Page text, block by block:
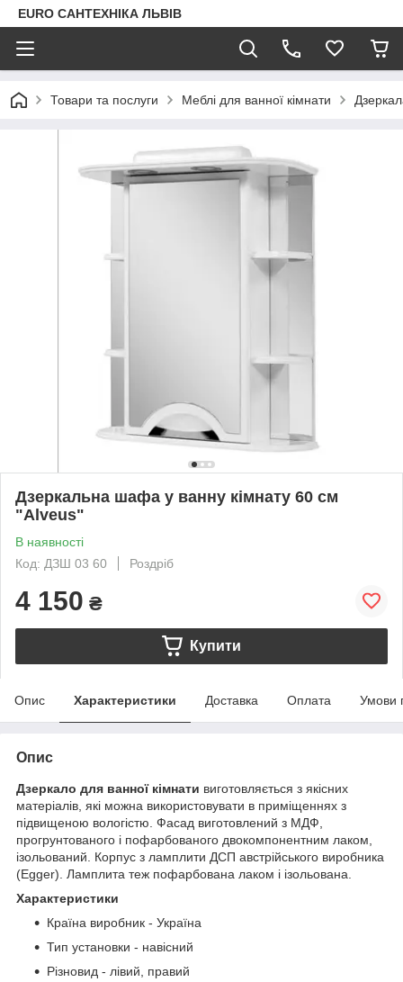
EURO САНТЕХНІКА ЛЬВІВ
Товари та послуги Меблі для ванної кімнати
Дзеркальна шафа у ванну кімнату 60 см
"Alveus"
В наявності
Код: ДЗШ 03 60
Роздріб
4 150 ₴
Купити
Опис Характеристики Доставка Оплата Умови
Опис
Дзеркало для ванної кімнати виготовляється з якісних
матеріалів, які можна використовувати в приміщеннях з
підвищеною вологістю. Фасад виготовлений з МДФ,
прогрунтованого і пофарбованого двокомпонентним лаком,
ізольований. Корпус з ламплити ДСП австрійського виробника
(Egger). Ламплита теж пофарбована лаком і ізольована.
Характеристики
Країна виробник - Україна
Тип установки - навісний
Різновид - лівий, правий